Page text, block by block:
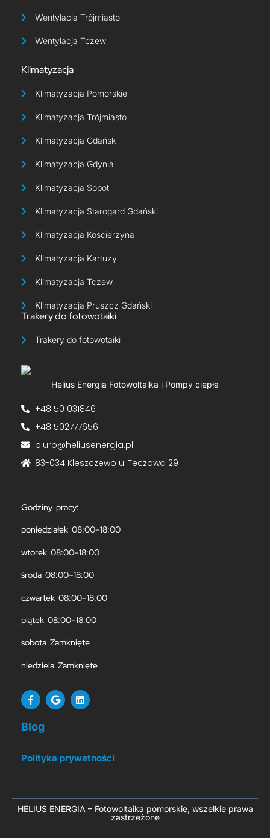
Wentylacja Trójmiasto
Wentylacja Tczew
Klimatyzacja
Klimatyzacja Pomorskie
Klimatyzacja Trójmiasto
Klimatyzacja Gdańsk
Klimatyzacja Gdynia
Klimatyzacja Sopot
Klimatyzacja Starogard Gdański
Klimatyzacja Kościerzyna
Klimatyzacja Kartuzy
Klimatyzacja Tczew
Klimatyzacja Pruszcz Gdański
Trakery do fotowotaiki
Trakery do fotowotaiki​
Helius Energia Fotowoltaika i Pompy ciepła
+48 501031846
+48 502777656
biuro@heliusenergia.pl
83-034 Kleszczewo ul.Teczowa 29
Godziny pracy:
poniedziałek 08:00–18:00
wtorek 08:00–18:00
środa 08:00–18:00
czwartek 08:00–18:00
piątek 08:00–18:00
sobota Zamknięte
niedziela Zamknięte
Blog
Polityka prywatności
HELIUS ENERGIA – Fotowoltaika pomorskie, wszelkie prawa
zastrzeżone